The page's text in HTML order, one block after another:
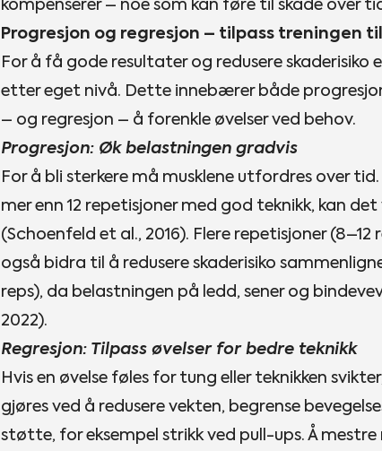
Progresjon og regresjon – tilpass treningen
For å få gode resultater og redusere skaderisiko
etter eget nivå. Dette innebærer både
– og regresjon – å forenkle øvelser ved behov.
Progresjon: Øk belastningen gradvis
For å bli sterkere må musklene utfordres over
mer enn 12 repetisjoner med god teknikk, kan
(Schoenfeld et al., 2016). Flere repetisjoner
også bidra til å redusere skaderisiko
reps), da belastningen på ledd, sener og
2022).
Regresjon: Tilpass øvelser for bedre teknikk
Hvis en øvelse føles for tung eller teknikken
gjøres ved å redusere vekten, begrense
støtte, for eksempel strikk ved pull-ups. Å